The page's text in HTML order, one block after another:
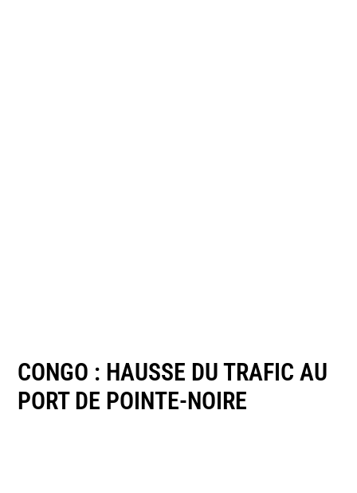
CONGO : HAUSSE DU TRAFIC AU
PORT DE POINTE-NOIRE